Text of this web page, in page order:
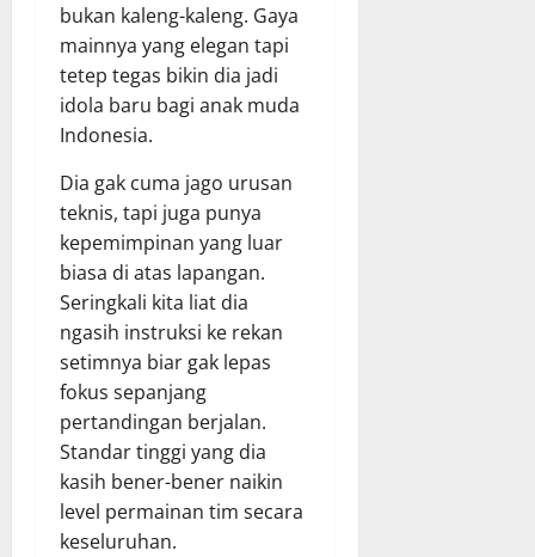
bukan kaleng-kaleng. Gaya
mainnya yang elegan tapi
tetep tegas bikin dia jadi
idola baru bagi anak muda
Indonesia.
Dia gak cuma jago urusan
teknis, tapi juga punya
kepemimpinan yang luar
biasa di atas lapangan.
Seringkali kita liat dia
ngasih instruksi ke rekan
setimnya biar gak lepas
fokus sepanjang
pertandingan berjalan.
Standar tinggi yang dia
kasih bener-bener naikin
level permainan tim secara
keseluruhan.